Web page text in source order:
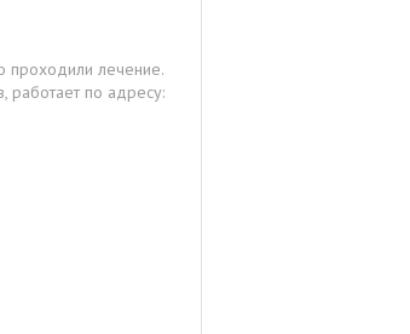
проходили лечение.
работает по адресу: